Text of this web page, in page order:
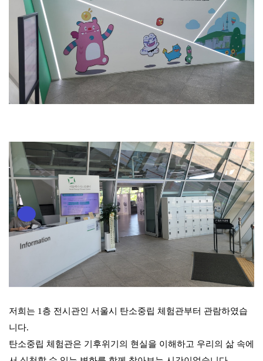
저희는 1층 전시관인 서울시 탄소중립 체험관부터 관람하였습
니다.
탄소중립 체험관은 기후위기의 현실을 이해하고 우리의 삶 속에